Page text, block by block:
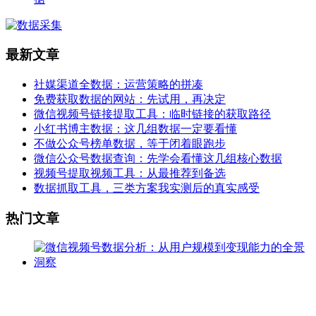
最新文章
社媒渠道全数据：运营策略的拼凑
免费获取数据的网站：先试用，再决定
微信视频号链接提取工具：临时链接的获取路径
小红书博主数据：这几组数据一定要看懂
不做公众号榜单数据，等于闭着眼跑步
微信公众号数据查询：先学会看懂这几组核心数据
视频号提取视频工具：从最推荐到备选
数据抓取工具，三类方案我实测后的真实感受
热门文章